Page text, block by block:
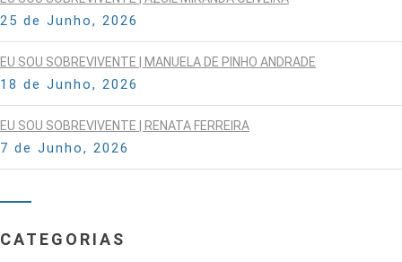
25 de Junho, 2026
EU SOU SOBREVIVENTE | MANUELA DE PINHO ANDRADE
18 de Junho, 2026
EU SOU SOBREVIVENTE | RENATA FERREIRA
7 de Junho, 2026
CATEGORIAS